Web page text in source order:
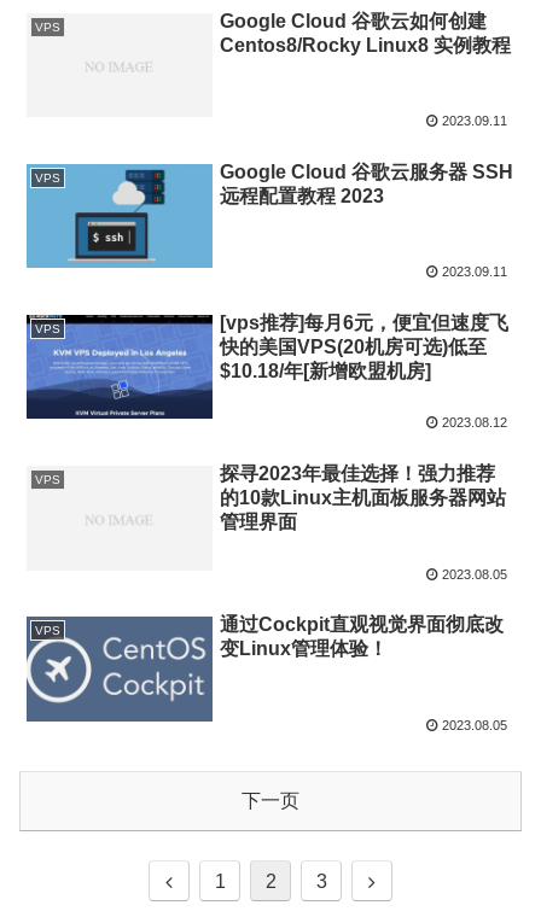
VPS
Google Cloud 谷歌云如何创建
Centos8/Rocky Linux8 实例教程
2023.09.11
VPS
Google Cloud 谷歌云服务器 SSH
远程配置教程 2023
2023.09.11
VPS
[vps推荐]每月6元，便宜但速度飞
快的美国VPS(20机房可选)低至
$10.18/年[新增欧盟机房]
2023.08.12
VPS
探寻2023年最佳选择！强力推荐
的10款Linux主机面板服务器网站
管理界面
2023.08.05
VPS
通过Cockpit直观视觉界面彻底改
变Linux管理体验！
2023.08.05
下一页
前
1 2 3
次